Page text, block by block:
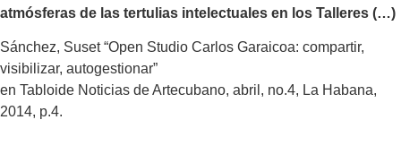
atmósferas de las tertulias intelectuales en los Talleres (…)
Sánchez, Suset “Open Studio Carlos Garaicoa: compartir,
visibilizar, autogestionar”
en Tabloide Noticias de Artecubano, abril, no.4, La Habana,
2014, p.4.